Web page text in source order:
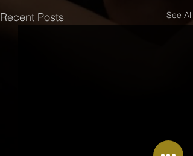
Recent Posts See All